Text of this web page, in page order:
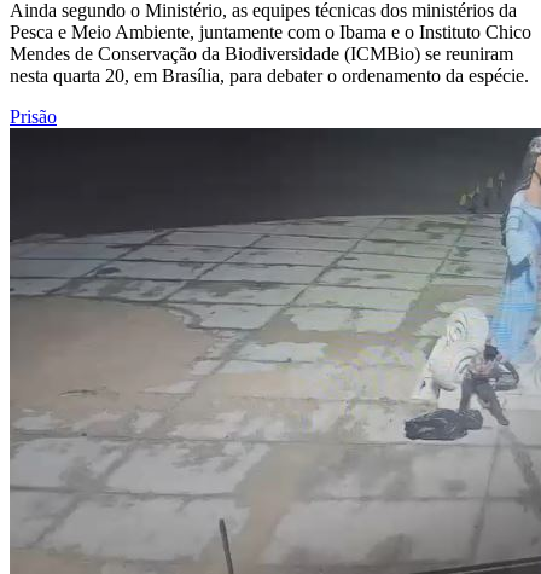
Ainda segundo o Ministério, as equipes técnicas dos ministérios da
Pesca e Meio Ambiente, juntamente com o Ibama e o Instituto Chico
Mendes de Conservação da Biodiversidade (ICMBio) se reuniram
nesta quarta 20, em Brasília, para debater o ordenamento da espécie.
Prisão